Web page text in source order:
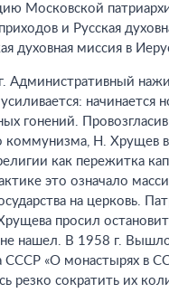
Московской
и Русская
духовная миссия в
Административный
начинается
гонений.
коммунизма, Н. Хрущев
как пережитка
это означало
на церковь.
просил
нашел. В 1958 г.
СССР «О монастырях в
резко сократить их